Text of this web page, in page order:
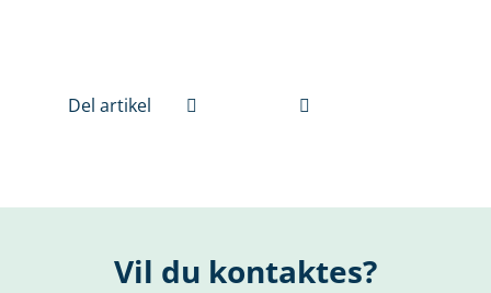
Del artikel
Vil du kontaktes?